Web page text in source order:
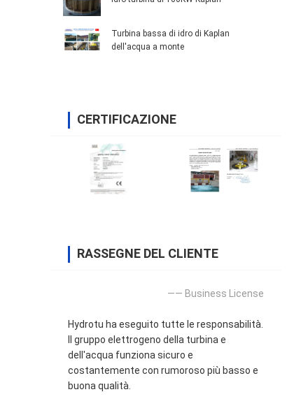
Turbina bassa di idro di Kaplan
dell'acqua a monte
CERTIFICAZIONE
RASSEGNE DEL CLIENTE
—— Business License
Hydrotu ha eseguito tutte le responsabilità.
Il gruppo elettrogeno della turbina e
dell'acqua funziona sicuro e
costantemente con rumoroso più basso e
buona qualità.